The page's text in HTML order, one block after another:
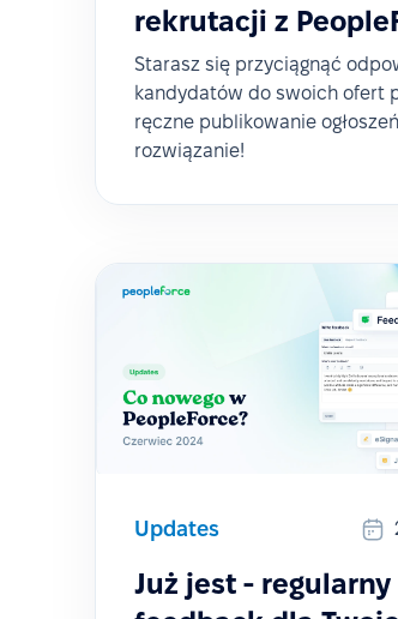
rekrutacji z
Starasz się przyciągnąć
kandydatów do swoich ofert
ręczne publikowanie
rozwiązanie!
Updates
Już jest - regularny